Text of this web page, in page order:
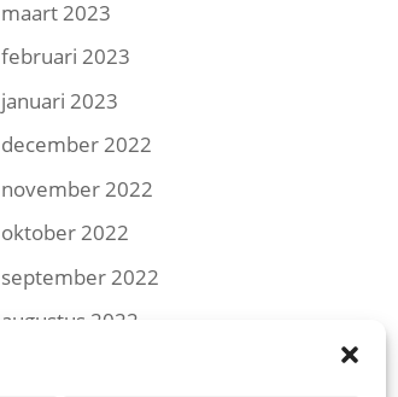
maart 2023
februari 2023
januari 2023
december 2022
november 2022
oktober 2022
september 2022
augustus 2022